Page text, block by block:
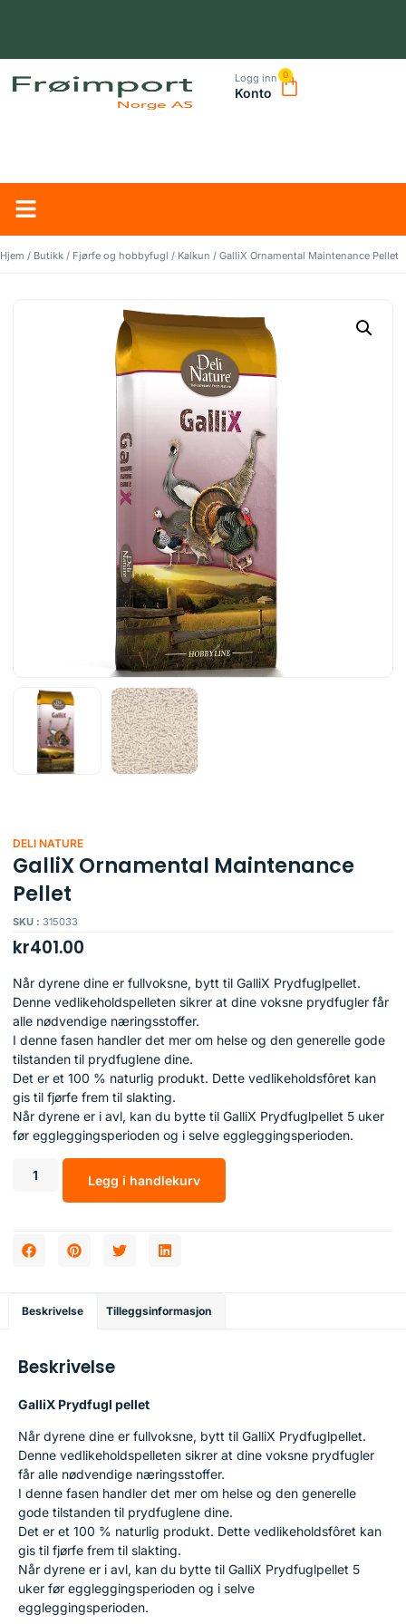
NORSK LEVERANDØR – TRYGG HANDEL OG RASK LEVERING
Logg inn
Konto
0
Hjem / Butikk / Fjørfe og hobbyfugl / Kalkun / GalliX Ornamental Maintenance Pellet
DELI NATURE
GalliX Ornamental Maintenance
Pellet
SKU : 315033
kr401.00
Når dyrene dine er fullvoksne, bytt til GalliX Prydfuglpellet.
Denne vedlikeholdspelleten sikrer at dine voksne prydfugler får
alle nødvendige næringsstoffer.
I denne fasen handler det mer om helse og den generelle gode
tilstanden til prydfuglene dine.
Det er et 100 % naturlig produkt. Dette vedlikeholdsfôret kan
gis til fjørfe frem til slakting.
Når dyrene er i avl, kan du bytte til GalliX Prydfuglpellet 5 uker
før eggleggingsperioden og i selve eggleggingsperioden.
Legg i handlekurv
Beskrivelse Tilleggsinformasjon
Beskrivelse
GalliX Prydfugl pellet
Når dyrene dine er fullvoksne, bytt til GalliX Prydfuglpellet.
Denne vedlikeholdspelleten sikrer at dine voksne prydfugler
får alle nødvendige næringsstoffer.
I denne fasen handler det mer om helse og den generelle
gode tilstanden til prydfuglene dine.
Det er et 100 % naturlig produkt. Dette vedlikeholdsfôret kan
gis til fjørfe frem til slakting.
Når dyrene er i avl, kan du bytte til GalliX Prydfuglpellet 5
uker før eggleggingsperioden og i selve
eggleggingsperioden.